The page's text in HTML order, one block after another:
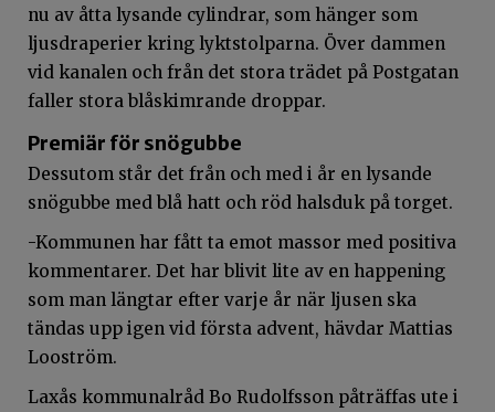
nu av åtta lysande cylindrar, som hänger som
ljusdraperier kring lyktstolparna. Över dammen
vid kanalen och från det stora trädet på Postgatan
faller stora blåskimrande droppar.
Premiär för snögubbe
Dessutom står det från och med i år en lysande
snögubbe med blå hatt och röd halsduk på torget.
-Kommunen har fått ta emot massor med positiva
kommentarer. Det har blivit lite av en happening
som man längtar efter varje år när ljusen ska
tändas upp igen vid första advent, hävdar Mattias
Looström.
Laxås kommunalråd Bo Rudolfsson påträffas ute i